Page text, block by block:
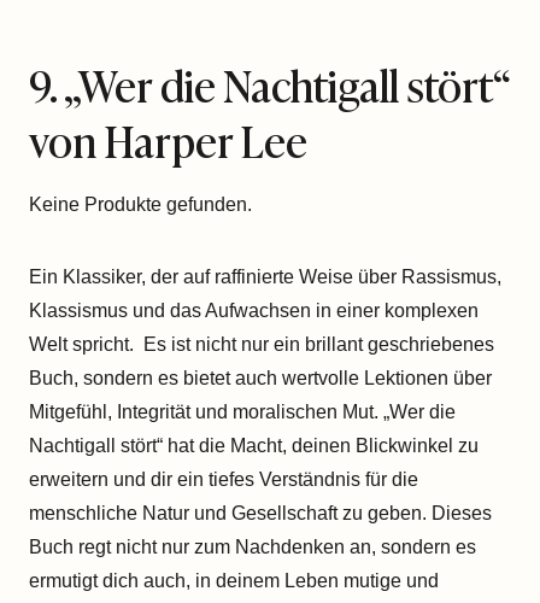
9. „Wer die Nachtigall stört“
von Harper Lee
Keine Produkte gefunden.
Ein Klassiker, der auf raffinierte Weise über Rassismus,
Klassismus und das Aufwachsen in einer komplexen
Welt spricht. Es ist nicht nur ein brillant geschriebenes
Buch, sondern es bietet auch wertvolle Lektionen über
Mitgefühl, Integrität und moralischen Mut. „Wer die
Nachtigall stört“ hat die Macht, deinen Blickwinkel zu
erweitern und dir ein tiefes Verständnis für die
menschliche Natur und Gesellschaft zu geben. Dieses
Buch regt nicht nur zum Nachdenken an, sondern es
ermutigt dich auch, in deinem Leben mutige und